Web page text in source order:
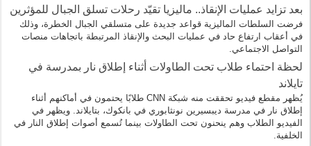
بعد تزايد عمليات الإنقاذ.. ماليزيا تقيّد رحلات تسلق الجبال للمؤثرين
فرضت السلطات الماليزية قواعد جديدة على متسلقي الجبال الخطرة، وذلك
في أعقاب ارتفاع حاد في عمليات البحث والإنقاذ المرتبطة باتجاهات منصات
التواصل الاجتماعي.
لحظة احتماء طلاب تحت الطاولات أثناء إطلاق نار بمدرسة في
تايلاند
يُظهر مقطع فيديو تحققت منه شبكة CNN طلابًا يحتمون في أماكنهم أثناء
إطلاق نار في مدرسة ديبسيرين نونثابوري في بانكوك، بتايلاند. ويظهر في
الفيديو الطلاب وهم ينحنون تحت الطاولات بينما تُسمع أصوات إطلاق النار في
الخلفية.